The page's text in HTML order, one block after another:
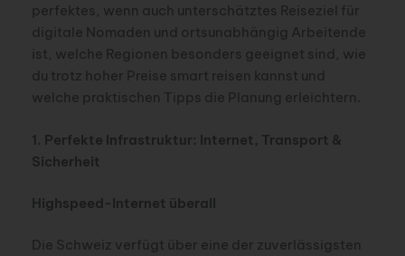
perfektes, wenn auch unterschätztes Reiseziel für
digitale Nomaden und ortsunabhängig Arbeitende
ist, welche Regionen besonders geeignet sind, wie
du trotz hoher Preise smart reisen kannst und
welche praktischen Tipps die Planung erleichtern.
1. Perfekte Infrastruktur: Internet, Transport &
Sicherheit
Highspeed-Internet überall
Die Schweiz verfügt über eine der zuverlässigsten